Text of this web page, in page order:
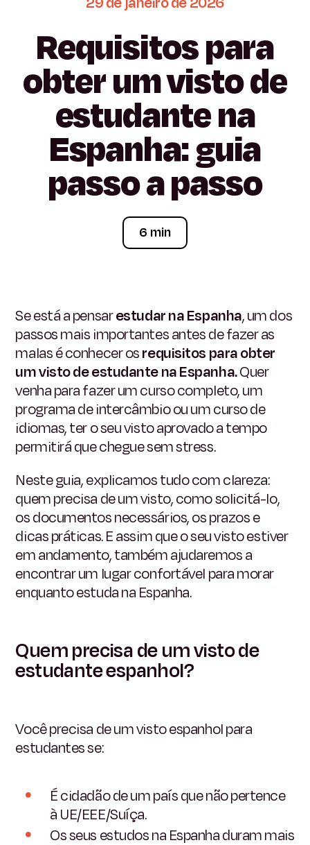
Requisitospara
obterumvistode
estudantena
Espanha:guia
passoapasso
6 min
Se está a pensarestudar na Espanha, um dos
passos mais importantes antes de fazer as
malas é conhecer osrequisitos para obter
um visto de estudante na Espanha.Quer
venha para fazer um curso completo, um
programa de intercâmbio ou um curso de
idiomas, ter o seu visto aprovado a tempo
permitirá que chegue sem stress.
Neste guia, explicamos tudo com clareza:
quem precisa de um visto, como solicitá-lo,
os documentos necessários, os prazos e
dicas práticas. E assim que o seu visto estiver
em andamento, também ajudaremos a
encontrar um lugar confortável para morar
enquanto estuda na Espanha.
Quem precisa de um visto de
estudante espanhol?
Você precisa de um visto espanhol para
estudantes se:
É cidadão de um país que não pertence
à UE/EEE/Suíça.
Os seus estudos na Espanha duram mais